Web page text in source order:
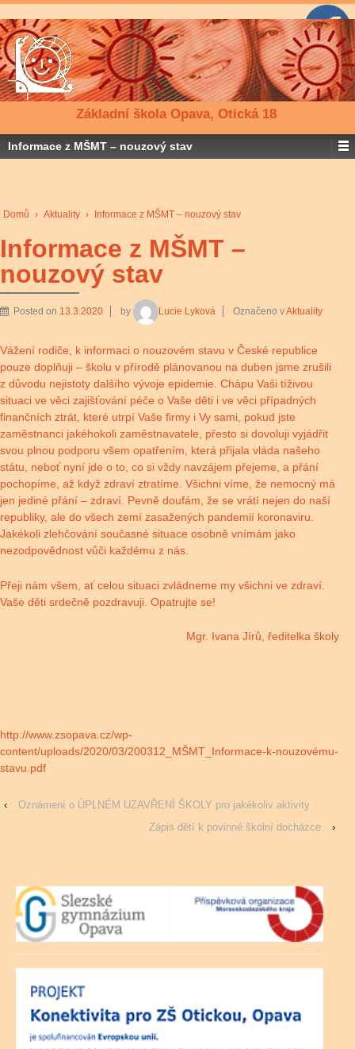
Základní škola Opava, Otická 18
Informace z MŠMT – nouzový stav
Domů › Aktuality › Informace z MŠMT – nouzový stav
Informace z MŠMT –
nouzový stav
Posted on 13.3.2020 by Lucie Lyková Označeno vAktuality
Vážení rodiče, k informaci o nouzovém stavu v České republice
pouze doplňuji – školu v přírodě plánovanou na duben jsme zrušili
z důvodu nejistoty dalšího vývoje epidemie. Chápu Vaši tíživou
situaci ve věci zajišťování péče o Vaše děti i ve věci případných
finančních ztrát, které utrpí Vaše firmy i Vy sami, pokud jste
zaměstnanci jakéhokoli zaměstnavatele, přesto si dovoluji vyjádřit
svou plnou podporu všem opatřením, která přijala vláda našeho
státu, neboť nyní jde o to, co si vždy navzájem přejeme, a přání
pochopíme, až když zdraví ztratíme. Všichni víme, že nemocný má
jen jediné přání – zdraví. Pevně doufám, že se vrátí nejen do naší
republiky, ale do všech zemí zasažených pandemií koronaviru.
Jakékoli zlehčování současné situace osobně vnímám jako
nezodpovědnost vůči každému z nás.
Přeji nám všem, ať celou situaci zvládneme my všichni ve zdraví.
Vaše děti srdečně pozdravuji. Opatrujte se!
Mgr. Ivana Jírů, ředitelka školy
http://www.zsopava.cz/wp-
content/uploads/2020/03/200312_MŠMT_Informace-k-nouzovému-
stavu.pdf
‹
Oznámení o ÚPLNÉM UZAVŘENÍ ŠKOLY pro jakékoliv aktivity
Zápis dětí k povinné školní docházce
›